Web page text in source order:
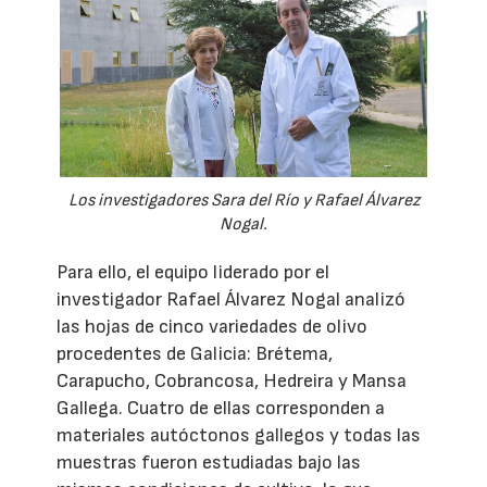
Los investigadores Sara del Río y Rafael Álvarez
Nogal.
Para ello, el equipo liderado por el
investigador Rafael Álvarez Nogal analizó
las hojas de cinco variedades de olivo
procedentes de Galicia: Brétema,
Carapucho, Cobrancosa, Hedreira y Mansa
Gallega. Cuatro de ellas corresponden a
materiales autóctonos gallegos y todas las
muestras fueron estudiadas bajo las